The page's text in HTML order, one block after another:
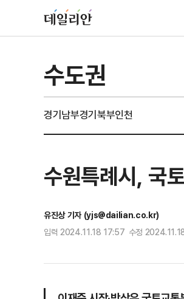
수도권
경기남부경기북부인천
수원특례시, 국
유진상 기자 (yjs@dailian.co.kr)
입력 2024.11.18 17:57 수정